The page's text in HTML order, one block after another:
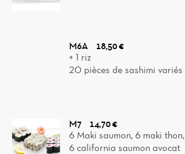
M6A
18,50 €
+ 1 riz
20 pièces de sashimi variés
M7
14,70 €
6 Maki saumon, 6 maki thon,
6 california saumon avocat